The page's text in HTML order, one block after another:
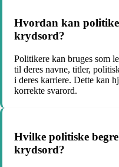
Hvordan kan
krydsord?
Politikere kan bruges som
til deres navne, titler,
i deres karriere. Dette kan
korrekte svarord.
Hvilke politiske
krydsord?